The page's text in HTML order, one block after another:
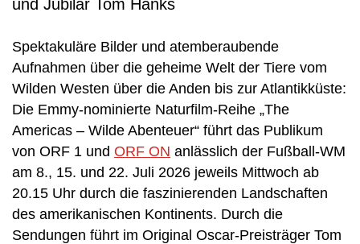
und Jubilar Tom Hanks
Spektakuläre Bilder und atemberaubende
Aufnahmen über die geheime Welt der Tiere vom
Wilden Westen über die Anden bis zur Atlantikküste:
Die Emmy-nominierte Naturfilm-Reihe „The
Americas – Wilde Abenteuer“ führt das Publikum
von ORF 1 und ORF ON anlässlich der Fußball-WM
am 8., 15. und 22. Juli 2026 jeweils Mittwoch ab
20.15 Uhr durch die faszinierenden Landschaften
des amerikanischen Kontinents. Durch die
Sendungen führt im Original Oscar-Preisträger Tom